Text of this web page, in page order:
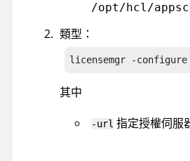
/opt/hcl/
類型：
licensemgr -
其中
-url 指定授權伺服